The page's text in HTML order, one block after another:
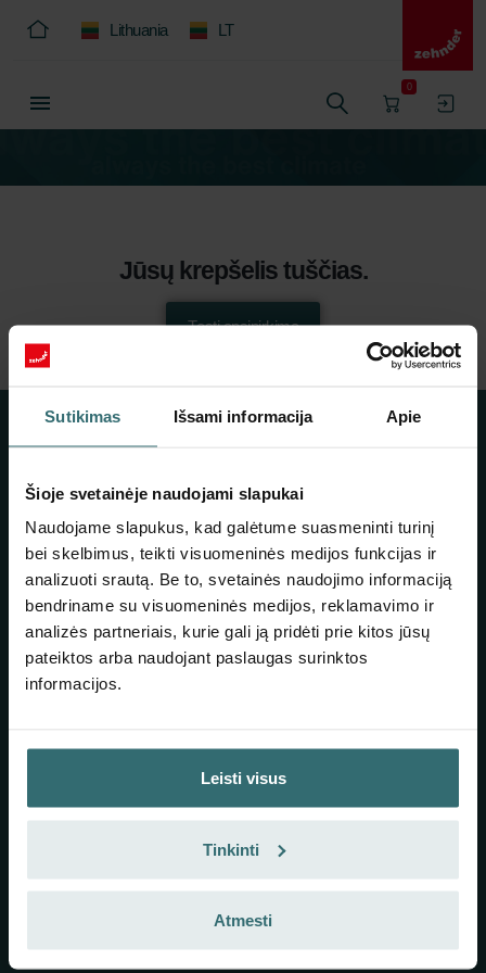
Sutikimas Išsami informacija Apie
Šioje svetainėje naudojami slapukai
Naudojame slapukus, kad galėtume suasmeninti turinį
bei skelbimus, teikti visuomeninės medijos funkcijas ir
analizuoti srautą. Be to, svetainės naudojimo informaciją
bendriname su visuomeninės medijos, reklamavimo ir
analizės partneriais, kurie gali ją pridėti prie kitos jūsų
pateiktos arba naudojant paslaugas surinktos
informacijos.
Leisti visus
Tinkinti
Atmesti
Lithuania LT
0
Jūsų krepšelis tuščias.
Tęsti apsipirkimą
Zehnder Group yra pirmaujanti tarptautinė įmonė, teikianti
kompleksinius sprendimus, užtikrinančius sveiką patalpų
klimatą. Nuo 1895 m. jos būstinė yra Gränichene (Šveicarija), o
visame pasaulyje dirba apie 3300 darbuotojų. Zehnder Group
šildymo ir vėsinimo, patogios patalpų vėdinimo bei oro valymo
efektyvumu. Vadovaujantis šūkiu Visada geriausias klimatas,
Zehnder Group ir ateityje sieks užtikrinti geriausią patalpų
klimatą, kad taptų pirmuoju klientų pasirinkimu ir patikimu
info.baltics@zehndergroup.com
Naudingos nuorodos